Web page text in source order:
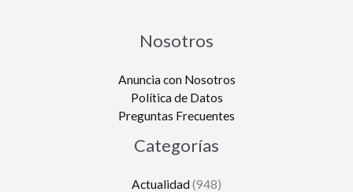
Nosotros
Anuncia con Nosotros
Política de Datos
Preguntas Frecuentes
Categorías
Actualidad(948)